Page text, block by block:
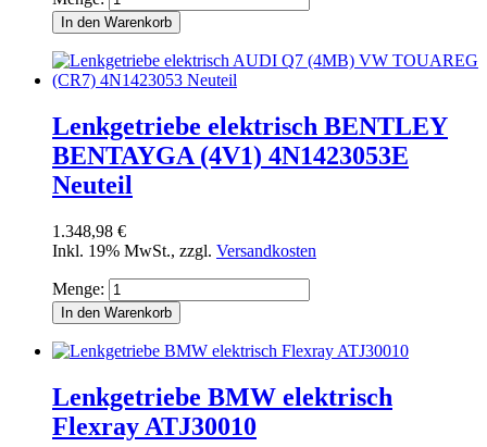
In den Warenkorb
Lenkgetriebe elektrisch BENTLEY
BENTAYGA (4V1) 4N1423053E
Neuteil
1.348,98 €
Inkl. 19% MwSt., zzgl. Versandkosten
Menge:
In den Warenkorb
Lenkgetriebe BMW elektrisch
Flexray ATJ30010